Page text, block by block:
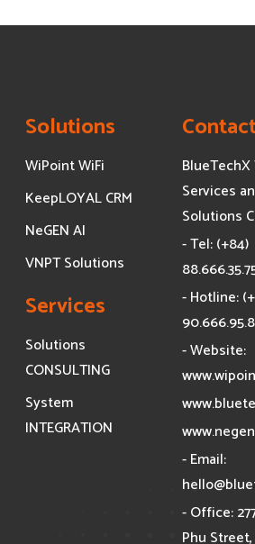
Solutions
WiPoint WiFi
KeepLOYAL CRM
NeGEN AI
VNPT Solutions
Services
Solutions
CONSULTING
System
INTEGRATION
Services
Solutions
- Tel: (+84)
- Hotline:
- Website:
- Email:
- Office:
Phu